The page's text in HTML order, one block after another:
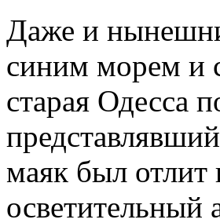
Даже и
синим морем и
старая Одесса
маяк был отлит
осветительный